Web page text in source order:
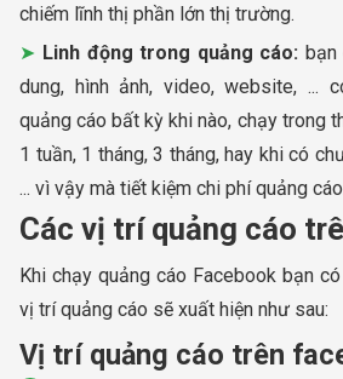
chiếm lĩnh thị phần lớn thị trường.
Linh động trong quảng cáo: bạn
dung, hình ảnh, video, website, ...
quảng cáo bất kỳ khi nào, chạy trong
1 tuần, 1 tháng, 3 tháng, hay khi có
... vì vậy mà tiết kiệm chi phí quảng
Các vị trí quảng cáo
Khi chạy quảng cáo Facebook bạn
vị trí quảng cáo sẽ xuất hiện như sau:
Vị trí quảng cáo trên